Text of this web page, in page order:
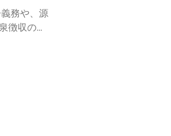
務や、源